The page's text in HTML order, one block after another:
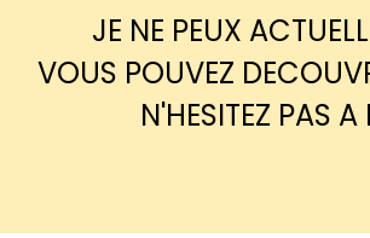
JE NE PEUX
VOUS POUVEZ
N'HESITEZ PAS